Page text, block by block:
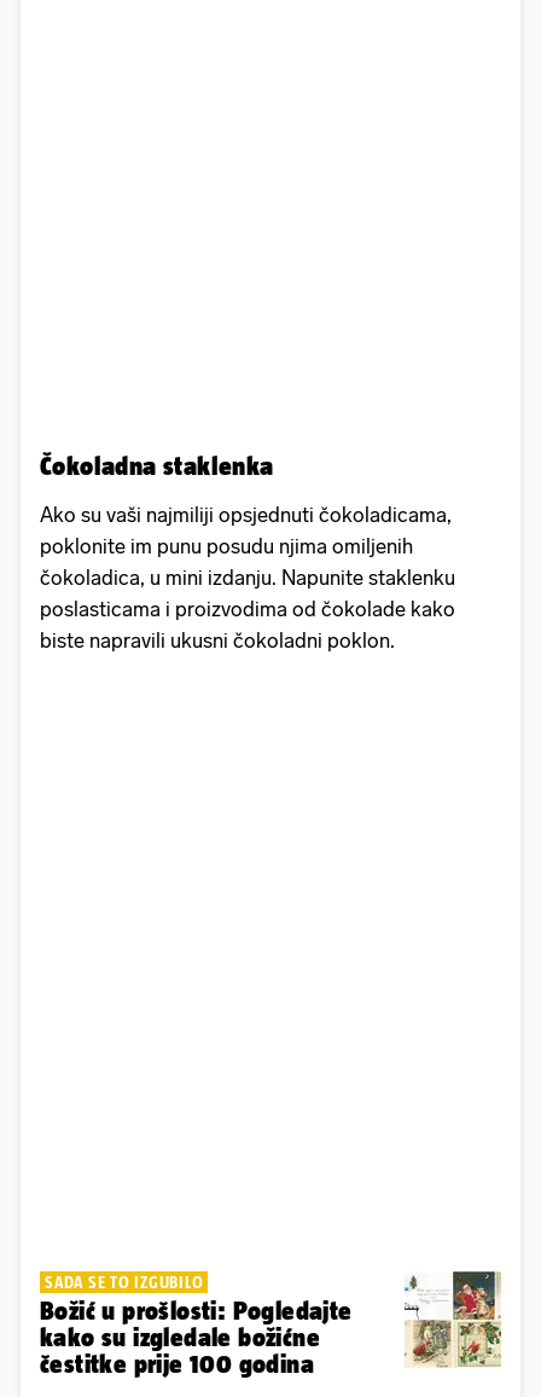
Čokoladna staklenka
Ako su vaši najmiliji opsjednuti čokoladicama,
poklonite im punu posudu njima omiljenih
čokoladica, u mini izdanju. Napunite staklenku
poslasticama i proizvodima od čokolade kako
biste napravili ukusni čokoladni poklon.
SADA SE TO IZGUBILO
Božić u prošlosti: Pogledajte
kako su izgledale božićne
čestitke prije 100 godina